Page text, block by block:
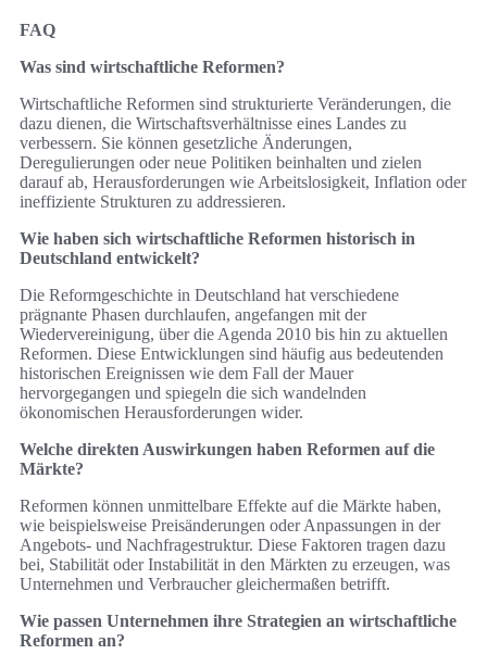
FAQ
Was sind wirtschaftliche Reformen?
Wirtschaftliche Reformen sind strukturierte Veränderungen, die
dazu dienen, die Wirtschaftsverhältnisse eines Landes zu
verbessern. Sie können gesetzliche Änderungen,
Deregulierungen oder neue Politiken beinhalten und zielen
darauf ab, Herausforderungen wie Arbeitslosigkeit, Inflation oder
ineffiziente Strukturen zu addressieren.
Wie haben sich wirtschaftliche Reformen historisch in
Deutschland entwickelt?
Die Reformgeschichte in Deutschland hat verschiedene
prägnante Phasen durchlaufen, angefangen mit der
Wiedervereinigung, über die Agenda 2010 bis hin zu aktuellen
Reformen. Diese Entwicklungen sind häufig aus bedeutenden
historischen Ereignissen wie dem Fall der Mauer
hervorgegangen und spiegeln die sich wandelnden
ökonomischen Herausforderungen wider.
Welche direkten Auswirkungen haben Reformen auf die
Märkte?
Reformen können unmittelbare Effekte auf die Märkte haben,
wie beispielsweise Preisänderungen oder Anpassungen in der
Angebots- und Nachfragestruktur. Diese Faktoren tragen dazu
bei, Stabilität oder Instabilität in den Märkten zu erzeugen, was
Unternehmen und Verbraucher gleichermaßen betrifft.
Wie passen Unternehmen ihre Strategien an wirtschaftliche
Reformen an?